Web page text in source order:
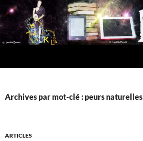
Aller
au
contenu
Archives par mot-clé : peurs naturelles
ARTICLES